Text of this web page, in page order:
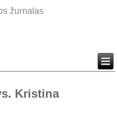
žurnalas
Kristina